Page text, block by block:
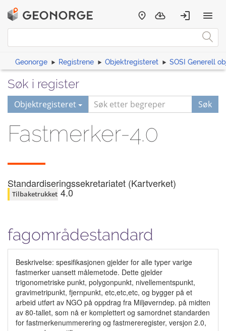
Geonorge Registrene Objektregisteret SOSI Generell
Søk i register
Objektregisteret Søk
Fastmerker-4.0
Standardiseringssekretariatet (Kartverket)
Tilbaketrukket 4.0
fagområdestandard
Beskrivelse: spesifikasjonen gjelder for alle typer varige
fastmerker uansett målemetode. Dette gjelder
trigonometriske punkt, polygonpunkt, nivellementspunkt,
gravimetripunkt, fjernpunkt, etc,etc,etc, og bygger på et
arbeid utført av NGO på oppdrag fra Miljøverndep. på midten
av 80-tallet, som nå er komplettert og samordnet standarden
for fastmerkenummerering og fastmereregister, versjon 2.0,